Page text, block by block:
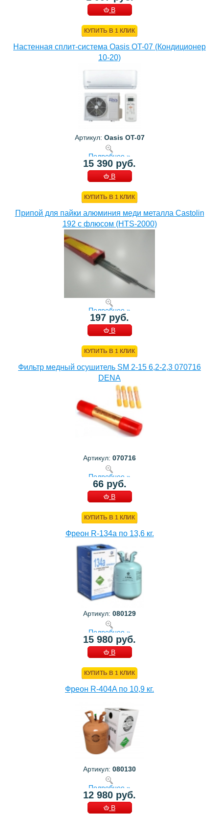
В
КУПИТЬ В 1 КЛИК
Настенная сплит-система Oasis OT-07 (Кондиционер
10-20)
Артикул: Oasis OT-07
Подробнее »
15 390 руб.
В
КУПИТЬ В 1 КЛИК
Припой для пайки алюминия меди металла Castolin
192 с флюсом (HTS-2000)
Подробнее »
197 руб.
В
КУПИТЬ В 1 КЛИК
Фильтр медный осушитель SM 2-15 6,2-2,3 070716
DENA
Артикул: 070716
Подробнее »
66 руб.
В
КУПИТЬ В 1 КЛИК
Фреон R-134a по 13,6 кг.
Артикул: 080129
Подробнее »
15 980 руб.
В
КУПИТЬ В 1 КЛИК
Фреон R-404A по 10,9 кг.
Артикул: 080130
Подробнее »
12 980 руб.
В